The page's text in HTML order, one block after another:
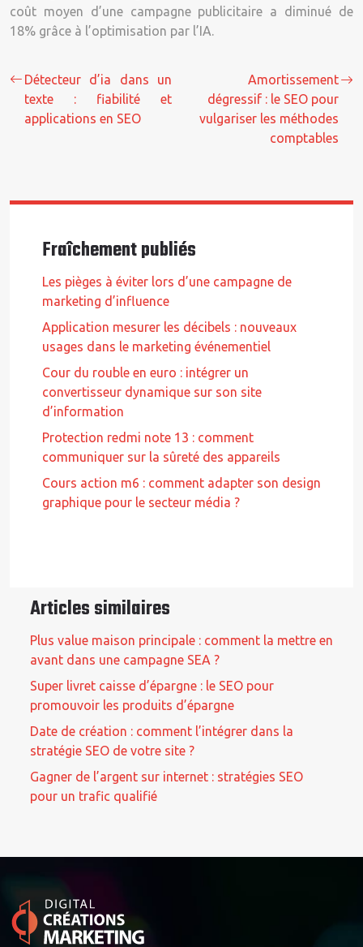
coût moyen d’une campagne publicitaire a diminué de
18% grâce à l’optimisation par l’IA.
Détecteur d’ia dans un
texte : fiabilité et
applications en SEO
Amortissement
dégressif : le SEO pour
vulgariser les méthodes
comptables
Fraîchement publiés
Les pièges à éviter lors d’une campagne de
marketing d’influence
Application mesurer les décibels : nouveaux
usages dans le marketing événementiel
Cour du rouble en euro : intégrer un
convertisseur dynamique sur son site
d’information
Protection redmi note 13 : comment
communiquer sur la sûreté des appareils
Cours action m6 : comment adapter son design
graphique pour le secteur média ?
Articles similaires
Plus value maison principale : comment la mettre en
avant dans une campagne SEA ?
Super livret caisse d’épargne : le SEO pour
promouvoir les produits d’épargne
Date de création : comment l’intégrer dans la
stratégie SEO de votre site ?
Gagner de l’argent sur internet : stratégies SEO
pour un trafic qualifié